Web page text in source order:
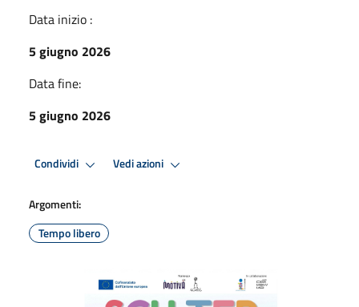
Data inizio :
5 giugno 2026
Data fine:
5 giugno 2026
Condividi Vedi azioni
Argomenti:
Tempo libero